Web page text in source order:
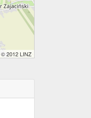
2012 LINZ